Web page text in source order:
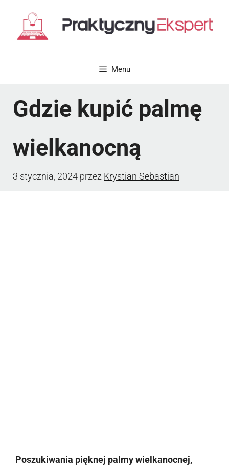
Menu
Gdzie kupić palmę
wielkanocną
3 stycznia, 2024 przez Krystian Sebastian
Poszukiwania pięknej palmy wielkanocnej,